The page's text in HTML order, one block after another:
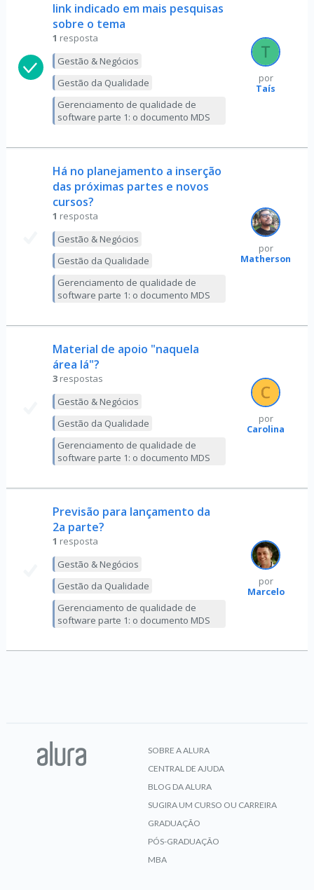
link indicado em mais pesquisas
sobre o tema
1 resposta
Gestão & Negócios
Gestão da Qualidade
Gerenciamento de qualidade de
software parte 1: o documento MDS
por
Taís
Há no planejamento a inserção
das próximas partes e novos
cursos?
1 resposta
Gestão & Negócios
Gestão da Qualidade
Gerenciamento de qualidade de
software parte 1: o documento MDS
por
Matherson
Material de apoio "naquela
área lá"?
3 respostas
Gestão & Negócios
Gestão da Qualidade
Gerenciamento de qualidade de
software parte 1: o documento MDS
por
Carolina
Previsão para lançamento da
2a parte?
1 resposta
Gestão & Negócios
Gestão da Qualidade
Gerenciamento de qualidade de
software parte 1: o documento MDS
por
Marcelo
SOBRE A ALURA
CENTRAL DE AJUDA
BLOG DA ALURA
SUGIRA UM CURSO OU CARREIRA
GRADUAÇÃO
PÓS-GRADUAÇÃO
MBA